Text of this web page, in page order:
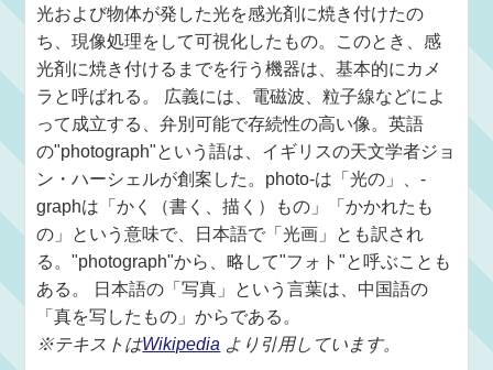
光および物体が発した光を感光剤に焼き付けたの
ち、現像処理をして可視化したもの。このとき、感
光剤に焼き付けるまでを行う機器は、基本的にカメ
ラと呼ばれる。 広義には、電磁波、粒子線などによ
って成立する、弁別可能で存続性の高い像。英語
の"photograph"という語は、イギリスの天文学者ジョ
ン・ハーシェルが創案した。photo-は「光の」、-
graphは「かく（書く、描く）もの」「かかれたも
の」という意味で、日本語で「光画」とも訳され
る。"photograph"から、略して"フォト"と呼ぶことも
ある。 日本語の「写真」という言葉は、中国語の
「真を写したもの」からである。
※テキストはWikipedia より引用しています。